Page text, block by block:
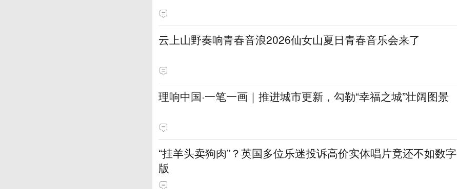
云上山野奏响青春音浪2026仙女山夏日青春音乐会来了
理响中国·一笔一画｜推进城市更新，勾勒“幸福之城”壮阔图景
“挂羊头卖狗肉”？英国多位乐迷投诉高价实体唱片竟还不如数字
版